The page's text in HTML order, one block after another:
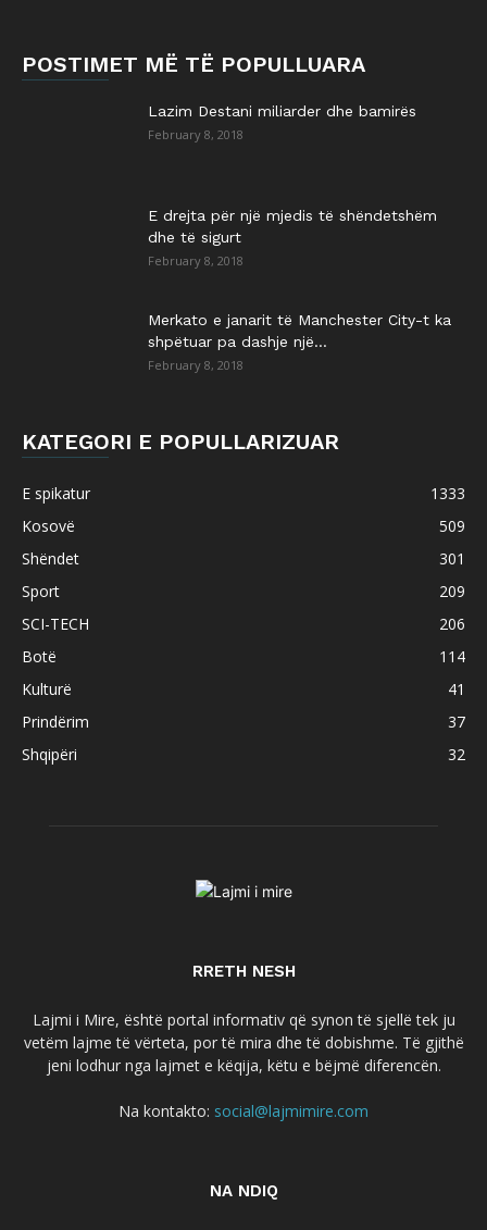
POSTIMET MË TË POPULLUARA
Lazim Destani miliarder dhe bamirës
February 8, 2018
E drejta për një mjedis të shëndetshëm
dhe të sigurt
February 8, 2018
Merkato e janarit të Manchester City-t ka
shpëtuar pa dashje një...
February 8, 2018
KATEGORI E POPULLARIZUAR
E spikatur
1333
Kosovë
509
Shëndet
301
Sport
209
SCI-TECH
206
Botë
114
Kulturë
41
Prindërim
37
Shqipëri
32
RRETH NESH
Lajmi i Mire, është portal informativ që synon të sjellë tek ju
vetëm lajme të vërteta, por të mira dhe të dobishme. Të gjithë
jeni lodhur nga lajmet e këqija, këtu e bëjmë diferencën.
Na kontakto: social@lajmimire.com
NA NDIQ